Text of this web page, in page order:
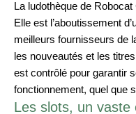
La ludothèque de
Elle est l’aboutissement
meilleurs fournisseurs de
les nouveautés et les
est contrôlé pour garantir
fonctionnement, quel que
Les slots, un vaste